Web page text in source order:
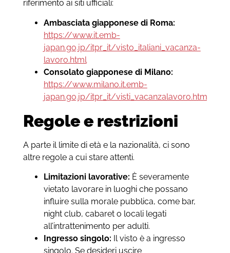
riferimento ai siti ufficiali:
Ambasciata giapponese di Roma:
https://www.it.emb-
japan.go.jp/itpr_it/visto_italiani_vacanza-
lavoro.html
Consolato giapponese di Milano:
https://www.milano.it.emb-
japan.go.jp/itpr_it/visti_vacanzalavoro.html
Regole e restrizioni
A parte il limite di età e la nazionalità, ci sono
altre regole a cui stare attenti.
Limitazioni lavorative: È severamente
vietato lavorare in luoghi che possano
influire sulla morale pubblica, come bar,
night club, cabaret o locali legati
all’intrattenimento per adulti.
Ingresso singolo: Il visto è a ingresso
singolo. Se desideri uscire